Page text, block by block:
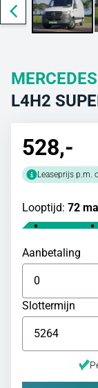
L4H2
528,-
Leaseprijs p.m.
Looptijd: 72
Aanbetaling
Slottermijn